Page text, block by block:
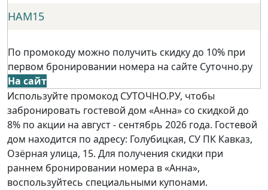
НАМ15
По промокоду можно получить скидку до 10% при
первом бронировании номера на сайте Суточно.ру
На сайт
Используйте промокод СУТОЧНО.РУ, чтобы
забронировать гостевой дом «Анна» со скидкой до
8% по акции на август - сентябрь 2026 года. Гостевой
дом находится по адресу: Голубицкая, СУ ПК Кавказ,
Озёрная улица, 15. Для получения скидки при
раннем бронировании номера в «Анна»,
воспользуйтесь специальными купонами.